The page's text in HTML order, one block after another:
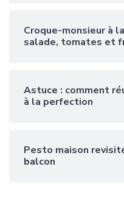
Croque-monsieur à
salade, tomates et
Astuce : comment
à la perfection
Pesto maison
balcon